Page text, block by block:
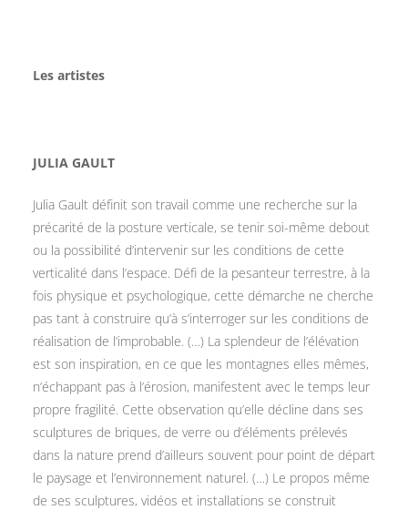
Les artistes
JULIA GAULT
Julia Gault définit son travail comme une recherche sur la
précarité de la posture verticale, se tenir soi-même debout
ou la possibilité d’intervenir sur les conditions de cette
verticalité dans l’espace. Défi de la pesanteur terrestre, à la
fois physique et psychologique, cette démarche ne cherche
pas tant à construire qu’à s’interroger sur les conditions de
réalisation de l’improbable. (…) La splendeur de l’élévation
est son inspiration, en ce que les montagnes elles mêmes,
n’échappant pas à l’érosion, manifestent avec le temps leur
propre fragilité. Cette observation qu’elle décline dans ses
sculptures de briques, de verre ou d’éléments prélevés
dans la nature prend d’ailleurs souvent pour point de départ
le paysage et l’environnement naturel. (…) Le propos même
de ses sculptures, vidéos et installations se construit